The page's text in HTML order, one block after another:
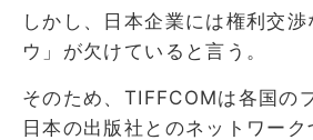
しかし、日本企業には権利交
ウ」が欠けていると言う。
そのため、TIFFCOMは各国の
日本の出版社とのネットワーク